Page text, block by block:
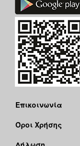
Επικοινωνία
Όροι Χρήσης